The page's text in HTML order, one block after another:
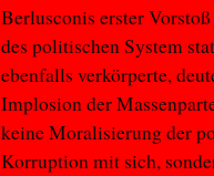
Berlusconis erster
des politischen System
ebenfalls verkörperte,
Implosion der
keine Moralisierung der
Korruption mit sich,